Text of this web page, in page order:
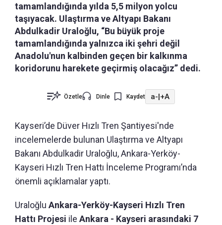
tamamlandığında yılda 5,5 milyon yolcu
taşıyacak. Ulaştırma ve Altyapı Bakanı
Abdulkadir Uraloğlu, “Bu büyük proje
tamamlandığında yalnızca iki şehri değil
Anadolu'nun kalbinden geçen bir kalkınma
koridorunu harekete geçirmiş olacağız” dedi.
Özetle Dinle Kaydet a-|+A
Kayseri’de Düver Hızlı Tren Şantiyesi'nde
incelemelerde bulunan Ulaştırma ve Altyapı
Bakanı Abdulkadir Uraloğlu, Ankara-Yerköy-
Kayseri Hızlı Tren Hattı İnceleme Programı’nda
önemli açıklamalar yaptı.
Uraloğlu Ankara-Yerköy-Kayseri Hızlı Tren
Hattı Projesi ile Ankara - Kayseri arasındaki 7